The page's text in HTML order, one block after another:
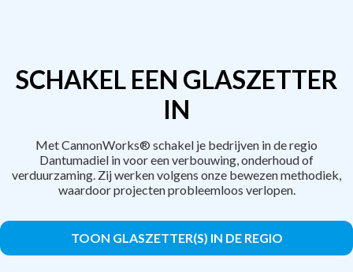
SCHAKEL EEN GLASZETTER
IN
Met CannonWorks® schakel je bedrijven in de regio
Dantumadiel in voor een verbouwing, onderhoud of
verduurzaming. Zij werken volgens onze bewezen methodiek,
waardoor projecten probleemloos verlopen.
TOON GLASZETTER(S) IN DE REGIO